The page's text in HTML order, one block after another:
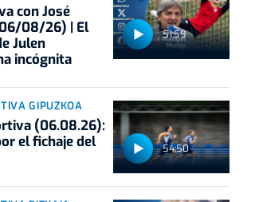
51:59
con José
08/26) | El
Julen
incógnita
54:50
GIPUZKOA
(06.08.26):
el fichaje del